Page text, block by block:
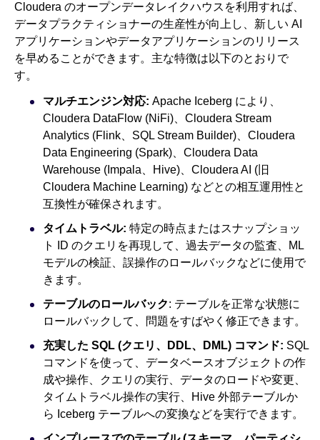
Cloudera のオープンデータレイクハウスを利用すれば、
データプラクティショナーの生産性が向上し、新しい AI
アプリケーションやデータアプリケーションのリリース
を早めることができます。主な特徴は以下のとおりで
す。
マルチエンジン対応: Apache Iceberg により、
Cloudera DataFlow (NiFi)、Cloudera Stream
Analytics (Flink、SQL Stream Builder)、Cloudera
Data Engineering (Spark)、Cloudera Data
Warehouse (Impala、Hive)、Cloudera AI (旧
Cloudera Machine Learning) などとの相互運用性と
互換性が確保されます。
タイムトラベル: 特定の時点またはスナップショッ
ト ID のクエリを再現して、過去データの監査、ML
モデルの検証、誤操作のロールバックなどに使用で
きます。
テーブルのロールバック: テーブルを正常な状態に
ロールバックして、問題をすばやく修正できます。
充実した SQL (クエリ、DDL、DML) コマンド: SQL
コマンドを使って、データベースオブジェクトの作
成や操作、クエリの実行、データのロードや変更、
タイムトラベル操作の実行、Hive 外部テーブルか
ら Iceberg テーブルへの変換などを実行できます。